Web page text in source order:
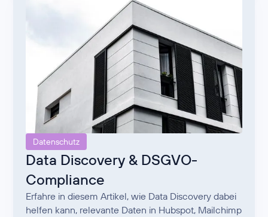
Datenschutz
Data Discovery & DSGVO-
Compliance
Erfahre in diesem Artikel, wie Data Discovery dabei
helfen kann, relevante Daten in Hubspot, Mailchimp